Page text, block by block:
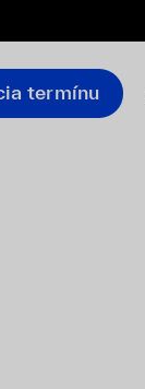
termínu